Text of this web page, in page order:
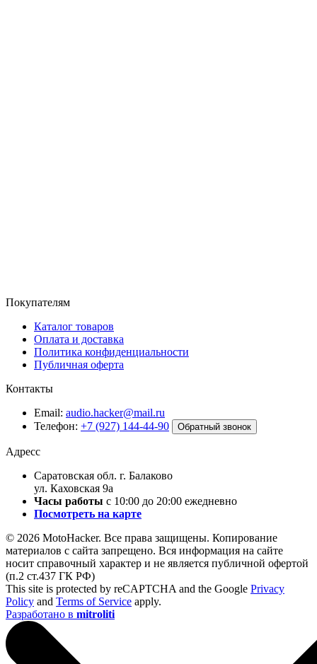
Покупателям
Каталог товаров
Оплата и доставка
Политика конфиденциальности
Публичная оферта
Контакты
Email: audio.hacker@mail.ru
Телефон: +7 (927) 144-44-90 Обратный звонок
Адресс
Саратовская обл. г. Балаково
ул. Каховская 9а
Часы работы с 10:00 до 20:00 ежедневно
Посмотреть на карте
© 2026 MotoHacker. Все права защищены. Копирование
материалов с сайта запрещено. Вся информация на сайте
носит справочный характер и не является публичной офертой
(п.2 ст.437 ГК РФ)
This site is protected by reCAPTCHA and the Google Privacy
Policy and Terms of Service apply.
Разработано в mitroliti